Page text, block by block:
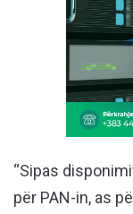
“Sipas
për PAN-in, as